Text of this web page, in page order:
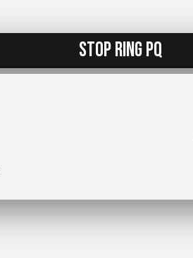
STOP RING PQ